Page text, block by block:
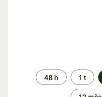
Časové
období
48 h 1 t